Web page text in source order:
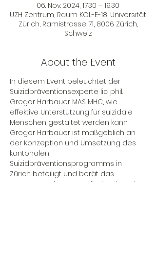
06. Nov. 2024, 17:30 – 19:30
UZH Zentrum, Raum KOL-E-18, Universität
Zürich, Rämistrasse 71, 8006 Zürich,
Schweiz
About the Event
In diesem Event beleuchtet der
Suizidpräventionsexperte lic. phil.
Gregor Harbauer MAS MHC, wie
effektive Unterstützung für suizidale
Menschen gestaltet werden kann.
Gregor Harbauer ist maßgeblich an
der Konzeption und Umsetzung des
kantonalen
Suizidpräventionsprogramms in
Zürich beteiligt und berät das
Bundesamt für Gesundheit. Er hat ein